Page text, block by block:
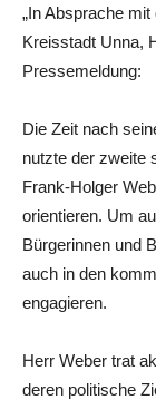
„In Absprache
Kreisstadt Unna,
Pressemeldung:
Die Zeit nach
nutzte der zweite
Frank-Holger
orientieren. Um
Bürgerinnen und
auch in den
engagieren.
Herr Weber trat
deren politische